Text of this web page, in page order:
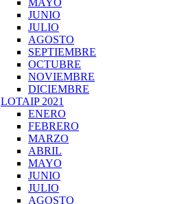
MAYO
JUNIO
JULIO
AGOSTO
SEPTIEMBRE
OCTUBRE
NOVIEMBRE
DICIEMBRE
LOTAIP 2021
ENERO
FEBRERO
MARZO
ABRIL
MAYO
JUNIO
JULIO
AGOSTO